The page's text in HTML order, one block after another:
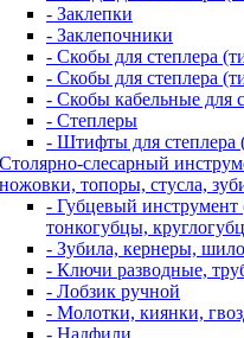
- Заклепки
- Заклепочники
- Скобы для степлера
- Скобы для степлера
- Скобы кабельные для
- Степлеры
- Штифты для степлера
Столярно-слесарный
ножовки, топоры, стусла,
- Губцевый инструмент
тонкогубцы,
- Зубила, кернеры, шило
- Ключи разводные,
- Лобзик ручной
- Молотки, киянки,
- Надфили